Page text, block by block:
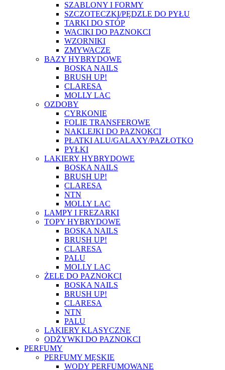
SZABLONY I FORMY
SZCZOTECZKI/PĘDZLE DO PYŁU
TARKI DO STÓP
WACIKI DO PAZNOKCI
WZORNIKI
ZMYWACZE
BAZY HYBRYDOWE
BOSKA NAILS
BRUSH UP!
CLARESA
MOLLY LAC
OZDOBY
CYRKONIE
FOLIE TRANSFEROWE
NAKLEJKI DO PAZNOKCI
PŁATKI ALU/GALAXY/PAZŁOTKO
PYŁKI
LAKIERY HYBRYDOWE
BOSKA NAILS
BRUSH UP!
CLARESA
NTN
MOLLY LAC
LAMPY I FREZARKI
TOPY HYBRYDOWE
BOSKA NAILS
BRUSH UP!
CLARESA
PALU
MOLLY LAC
ŻELE DO PAZNOKCI
BOSKA NAILS
BRUSH UP!
CLARESA
NTN
PALU
LAKIERY KLASYCZNE
ODŻYWKI DO PAZNOKCI
PERFUMY
PERFUMY MĘSKIE
WODY PERFUMOWANE